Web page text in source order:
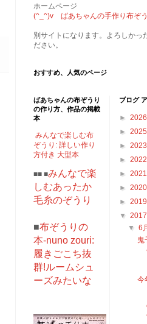
ホームページ
(^_^)v ばあちゃんの手作り布ぞ
別サイトになります。よろしかっ
ださい。
おすすめ、人気のページ
ばあちゃんの布ぞうり
の作り方、作品の掲載
本
みんなで楽しむ布
ぞうり: 詳しい作り
方付き 大型本
■■ ■みんなで楽
しむあったか
毛糸のぞうり
■布ぞうりの
本-nuno zouri:
履きごこち抜
群!ルームシュ
ーズみたいな
ブログ
► 2026
► 2025
► 2023
► 2022
► 2021
► 2020
► 2019
▼ 2017
▼6
今